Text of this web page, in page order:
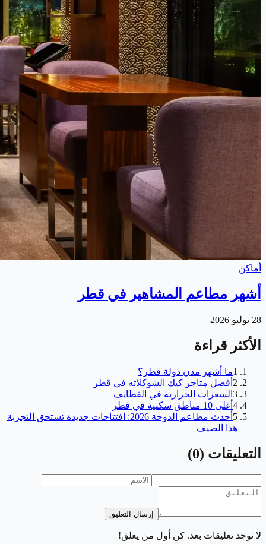
أماكن
أشهر مطاعم المشاهير في قطر
28 يوليو 2026
الأكثر قراءة
1ما أشهر مدن دولة قطر؟
2 أفضل متاجر كيك الشوكلاته في قطر
3 السعرات الحرارية في القطايف
4 أغلى 10 مناطق سكنية في قطر
5
أحدث مطاعم الدوحة 2026: افتتاحات جديدة تستحق التجربة
هذا الصيف
التعليقات (
0
)
إرسال التعليق
لا توجد تعليقات بعد. كن أول من يعلق!